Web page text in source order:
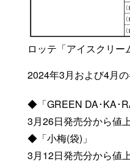
ロッテ「アイスクリー
2024年3月および4月
◆「GREEN DA･KA･
3月26日発売分から値
◆「小梅(袋)」
3月12日発売分から値